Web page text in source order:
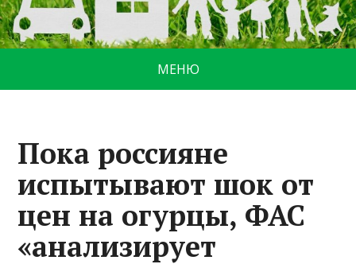
МЕНЮ
Пока россияне
испытывают шок от
цен на огурцы, ФАС
«анализирует